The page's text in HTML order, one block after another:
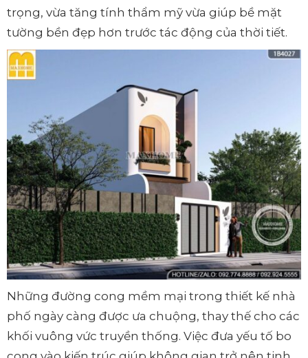
trọng, vừa tăng tính thẩm mỹ vừa giúp bề mặt
tường bền đẹp hơn trước tác động của thời tiết.
Những đường cong mềm mại trong thiết kế nhà
phố ngày càng được ưa chuộng, thay thế cho các
khối vuông vức truyền thống. Việc đưa yếu tố bo